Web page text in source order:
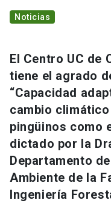
Noticias
El Centro UC de
tiene el agrado
“Capacidad
cambio
pingüinos como
dictado por la
Departamento
Ambiente de la
Ingeniería